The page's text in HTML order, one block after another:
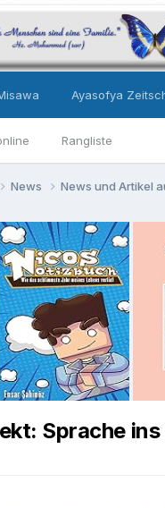
Rangliste
Ayasofya
News News und Artikel
Sprache ins